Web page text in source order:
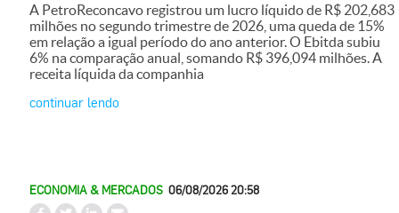
A PetroReconcavo registrou um lucro líquido de R$ 202,683
milhões no segundo trimestre de 2026, uma queda de 15%
em relação a igual período do ano anterior. O Ebitda subiu
6% na comparação anual, somando R$ 396,094 milhões. A
receita líquida da companhia
continuar lendo
ECONOMIA & MERCADOS 06/08/2026 20:58